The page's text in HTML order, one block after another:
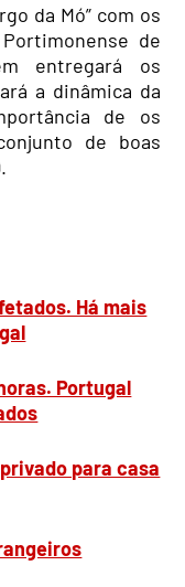
da Mó” com os
de
entregará os
a dinâmica da
de os
de boas
Há mais
Portugal
para casa